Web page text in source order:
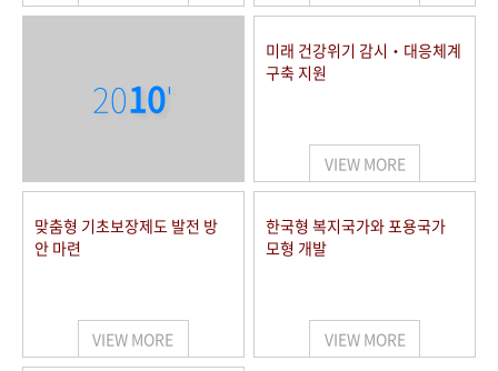
2010'
미래 건강위기 감시‧대응체계
구축 지원
VIEW MORE
맞춤형 기초보장제도 발전 방
안 마련
VIEW MORE
한국형 복지국가와 포용국가
모형 개발
VIEW MORE